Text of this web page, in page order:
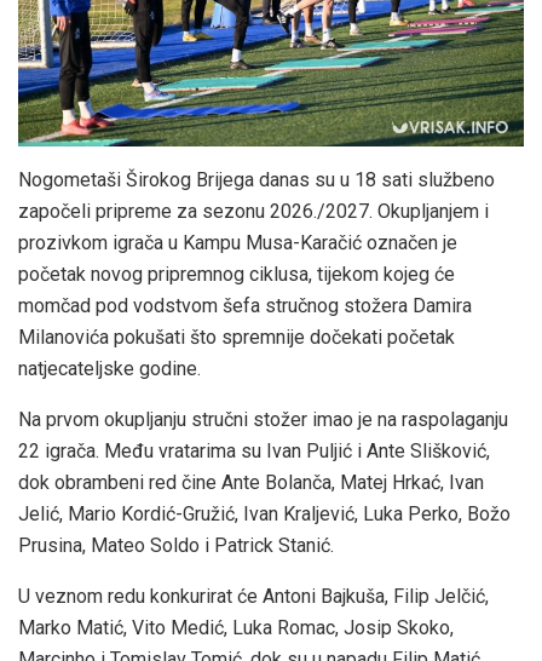
Nogometaši Širokog Brijega danas su u 18 sati službeno
započeli pripreme za sezonu 2026./2027. Okupljanjem i
prozivkom igrača u Kampu Musa-Karačić označen je
početak novog pripremnog ciklusa, tijekom kojeg će
momčad pod vodstvom šefa stručnog stožera Damira
Milanovića pokušati što spremnije dočekati početak
natjecateljske godine.
Na prvom okupljanju stručni stožer imao je na raspolaganju
22 igrača. Među vratarima su Ivan Puljić i Ante Slišković,
dok obrambeni red čine Ante Bolanča, Matej Hrkać, Ivan
Jelić, Mario Kordić-Gružić, Ivan Kraljević, Luka Perko, Božo
Prusina, Mateo Soldo i Patrick Stanić.
U veznom redu konkurirat će Antoni Bajkuša, Filip Jelčić,
Marko Matić, Vito Medić, Luka Romac, Josip Skoko,